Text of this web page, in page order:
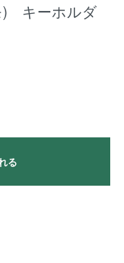
) キーホルダ
る